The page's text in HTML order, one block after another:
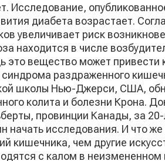
Исследование,
диабета возрастает.
увеличивает риск
находится в числе
это вещество может
раздраженного
школы Нью-Джерси, США,
колита и болезни Крона.
провинции Канады, за
начать исследования. И что
кишечника, чем другие
с калом в неизмененном